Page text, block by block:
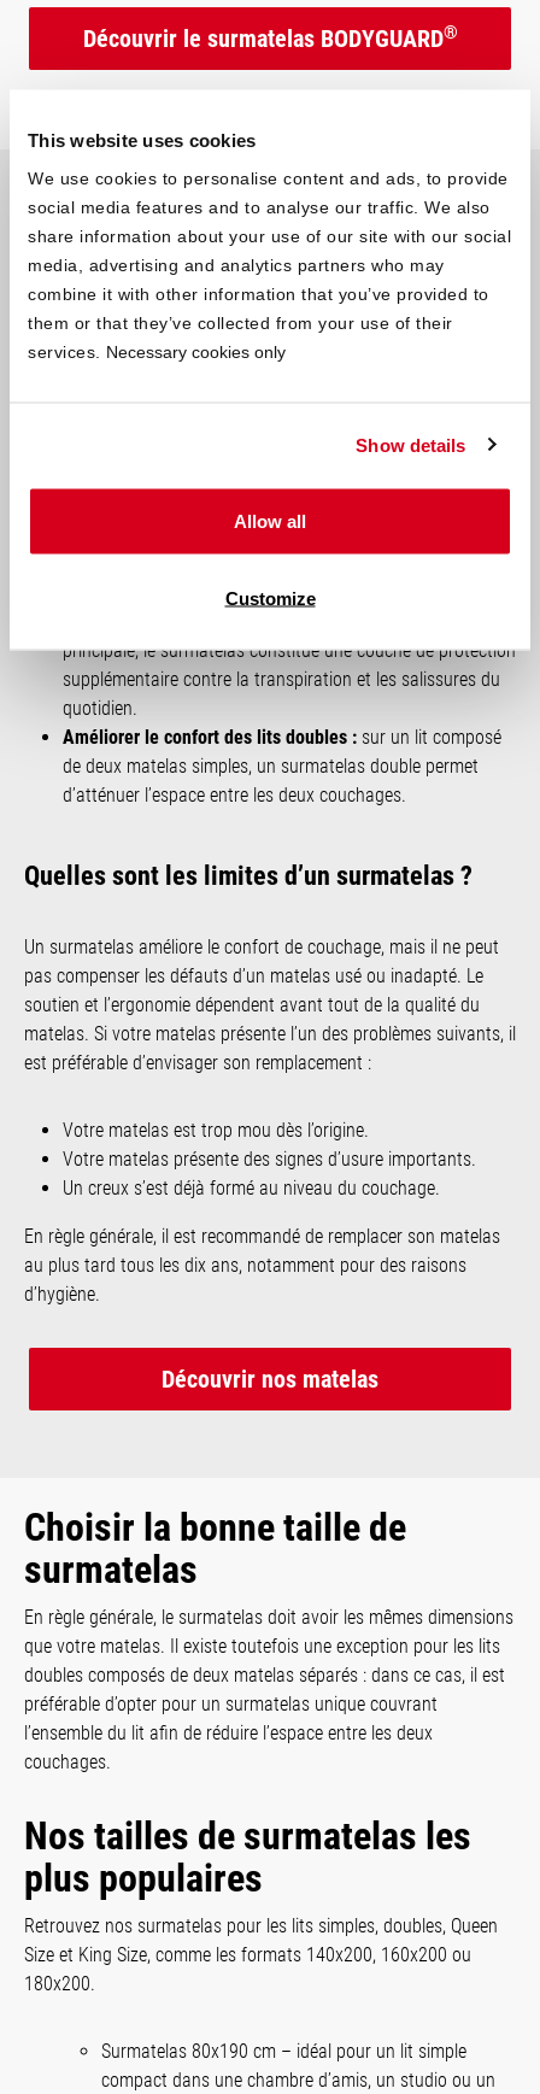
This website uses cookies
We use cookies to personalise content and ads, to provide
social media features and to analyse our traffic. We also
share information about your use of our site with our social
media, advertising and analytics partners who may
combine it with other information that you’ve provided to
them or that they’ve collected from your use of their
services. Necessary cookies only
Show details
Allow all
Customize
Découvrir le surmatelas BODYGUARD®
Pourquoi acheter un
surmatelas ?
Quels sont les avantages d’un surmatelas ?
de couchage. Selon le matériau choisi — mousse froide,
Soulager les points de pression :
épaules et des hanches.
principale, le surmatelas constitue une couche de protection
supplémentaire contre la transpiration et les salissures du
quotidien.
Améliorer le confort des lits doubles : sur un lit composé
de deux matelas simples, un surmatelas double permet
d’atténuer l’espace entre les deux couchages.
Quelles sont les limites d’un surmatelas ?
Un surmatelas améliore le confort de couchage, mais il ne peut
pas compenser les défauts d’un matelas usé ou inadapté. Le
soutien et l’ergonomie dépendent avant tout de la qualité du
matelas. Si votre matelas présente l’un des problèmes suivants, il
est préférable d’envisager son remplacement :
Votre matelas est trop mou dès l’origine.
Votre matelas présente des signes d’usure importants.
Un creux s’est déjà formé au niveau du couchage.
En règle générale, il est recommandé de remplacer son matelas
au plus tard tous les dix ans, notamment pour des raisons
d’hygiène.
Découvrir nos matelas
Choisir la bonne taille de
surmatelas
En règle générale, le surmatelas doit avoir les mêmes dimensions
que votre matelas. Il existe toutefois une exception pour les lits
doubles composés de deux matelas séparés : dans ce cas, il est
préférable d’opter pour un surmatelas unique couvrant
l’ensemble du lit afin de réduire l’espace entre les deux
couchages.
Nos tailles de surmatelas les
plus populaires
Retrouvez nos surmatelas pour les lits simples, doubles, Queen
Size et King Size, comme les formats 140x200, 160x200 ou
180x200.
Surmatelas 80x190 cm – idéal pour un lit simple
compact dans une chambre d’amis, un studio ou un